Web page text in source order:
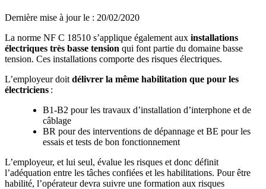
Dernière mise à jour le : 20/02/2020
La norme NF C 18510 s’applique également aux installations
électriques très basse tension qui font partie du domaine basse
tension. Ces installations comporte des risques électriques.
L’employeur doit délivrer la même habilitation que pour les
électriciens :
B1-B2 pour les travaux d’installation d’interphone et de
câblage
BR pour des interventions de dépannage et BE pour les
essais et tests de bon fonctionnement
L’employeur, et lui seul, évalue les risques et donc définit
l’adéquation entre les tâches confiées et les habilitations. Pour être
habilité, l’opérateur devra suivre une formation aux risques